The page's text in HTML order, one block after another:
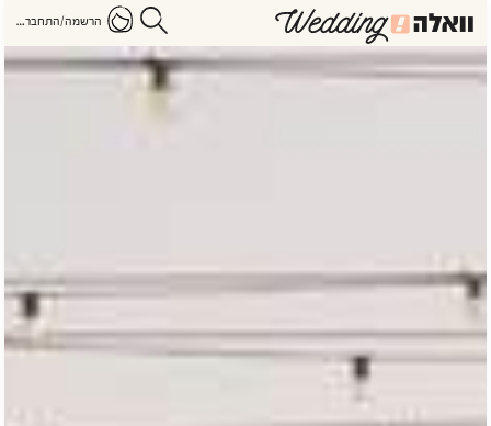
הרשמה/התחברות